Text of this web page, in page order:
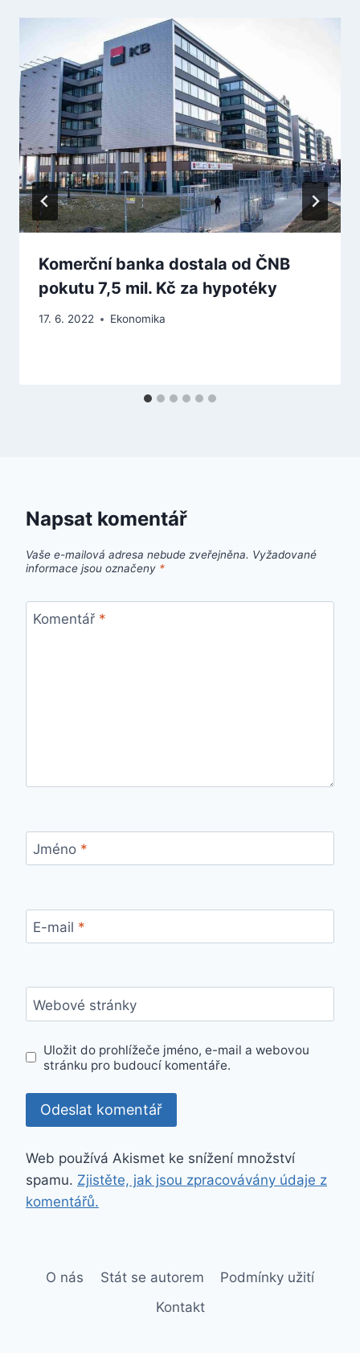
Komerční banka dostala od ČNB
pokutu 7,5 mil. Kč za hypotéky
17. 6. 2022 Ekonomika
Napsat komentář
Vaše e-mailová adresa nebude zveřejněna. Vyžadované
informace jsou označeny *
Komentář *
Jméno *
E-mail *
Webové stránky
Uložit do prohlížeče jméno, e-mail a webovou
stránku pro budoucí komentáře.
Web používá Akismet ke snížení množství
spamu. Zjistěte, jak jsou zpracovávány údaje z
komentářů.
O nás Stát se autorem
Podmínky užití
Kontakt